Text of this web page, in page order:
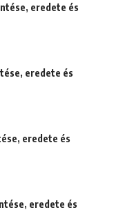
eredete és
eredete és
eredete és
eredete és